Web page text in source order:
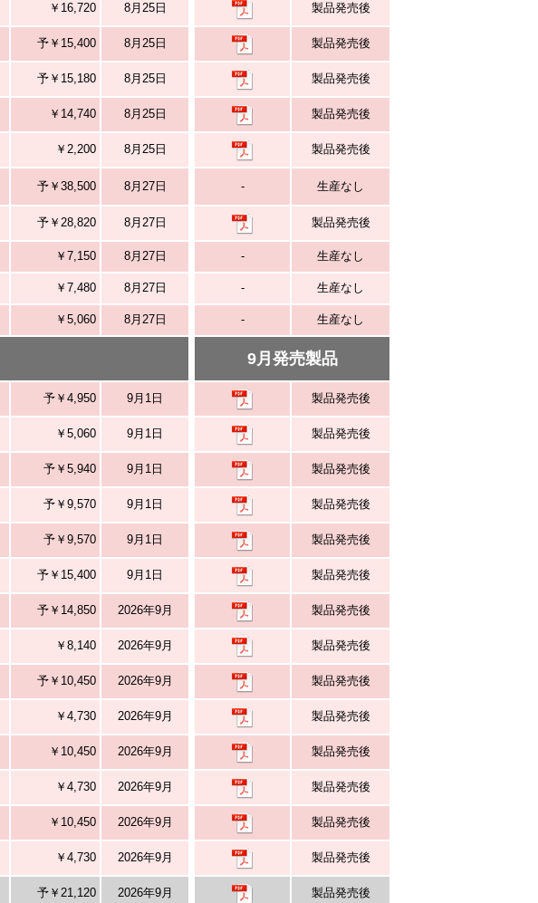
￥16,720 8月25日 製品発売後
予￥15,400 8月25日 製品発売後
予￥15,180 8月25日 製品発売後
￥14,740 8月25日 製品発売後
￥2,200 8月25日 製品発売後
予￥38,500 8月27日 - 生産なし
予￥28,820 8月27日 製品発売後
￥7,150 8月27日 - 生産なし
￥7,480 8月27日 - 生産なし
￥5,060 8月27日 - 生産なし
9月発売製品
予￥4,950 9月1日 製品発売後
￥5,060 9月1日 製品発売後
予￥5,940 9月1日 製品発売後
予￥9,570 9月1日 製品発売後
予￥9,570 9月1日 製品発売後
予￥15,400 9月1日 製品発売後
予￥14,850 2026年9月 製品発売後
￥8,140 2026年9月 製品発売後
予￥10,450 2026年9月 製品発売後
￥4,730 2026年9月 製品発売後
￥10,450 2026年9月 製品発売後
￥4,730 2026年9月 製品発売後
￥10,450 2026年9月 製品発売後
￥4,730 2026年9月 製品発売後
予￥21,120 2026年9月 製品発売後